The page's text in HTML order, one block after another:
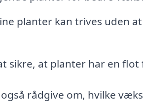
planter kan trives uden
sikre, at planter har en
rådgive om, hvilke